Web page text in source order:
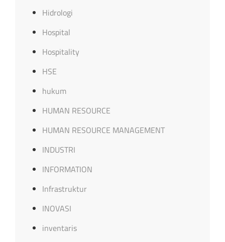
Hidrologi
Hospital
Hospitality
HSE
hukum
HUMAN RESOURCE
HUMAN RESOURCE MANAGEMENT
INDUSTRI
INFORMATION
Infrastruktur
INOVASI
inventaris